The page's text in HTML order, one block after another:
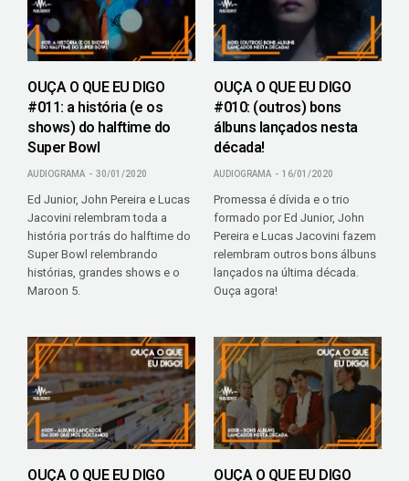
OUÇA O QUE EU DIGO
#011: a história (e os
shows) do halftime do
Super Bowl
AUDIOGRAMA 30/01/2020
Ed Junior, John Pereira e Lucas
Jacovini relembram toda a
história por trás do halftime do
Super Bowl relembrando
histórias, grandes shows e o
Maroon 5.
OUÇA O QUE EU DIGO
#010: (outros) bons
álbuns lançados nesta
década!
AUDIOGRAMA 16/01/2020
Promessa é dívida e o trio
formado por Ed Junior, John
Pereira e Lucas Jacovini fazem
relembram outros bons álbuns
lançados na última década.
Ouça agora!
OUÇA O QUE EU DIGO OUÇA O QUE EU DIGO